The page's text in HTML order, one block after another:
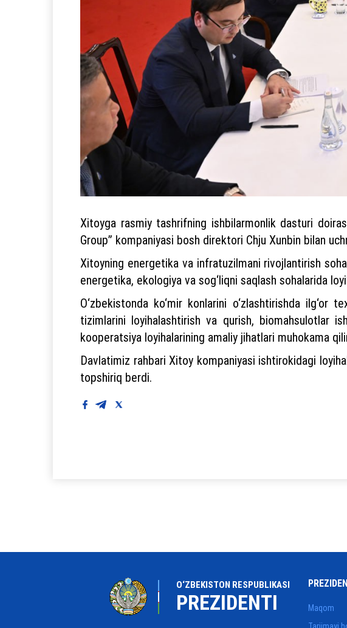
Xitoyga rasmiy tashrifning ishbilarmonlik dasturi
Group” kompaniyasi bosh direktori Chju Xunbin bilan
Xitoyning energetika va infratuzilmani rivojlantirish
energetika, ekologiya va sog‘liqni saqlash sohalarida
O‘zbekistonda ko‘mir konlarini o‘zlashtirishda
tizimlarini loyihalashtirish va qurish, biomahsulotlar
kooperatsiya loyihalarining amaliy jihatlari muhokama
Davlatimiz rahbari Xitoy kompaniyasi ishtirokidagi
topshiriq berdi.
O‘ZBEKISTON RESPUBLIKASI
PREZIDENTI
Maqom